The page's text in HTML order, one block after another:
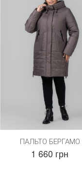
ПАЛЬТО БЕРГАМО
1 660 грн